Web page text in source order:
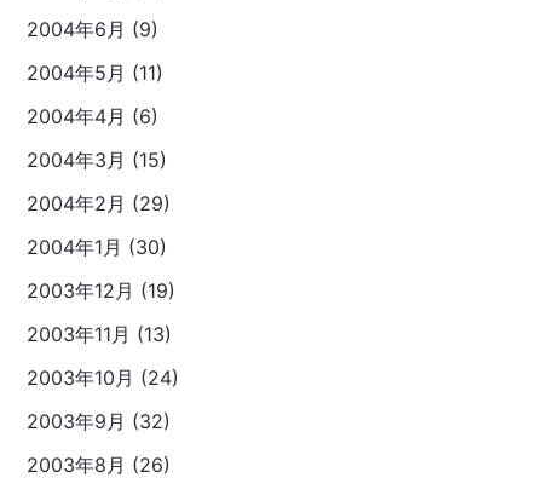
2004年6月 (9)
2004年5月 (11)
2004年4月 (6)
2004年3月 (15)
2004年2月 (29)
2004年1月 (30)
2003年12月 (19)
2003年11月 (13)
2003年10月 (24)
2003年9月 (32)
2003年8月 (26)